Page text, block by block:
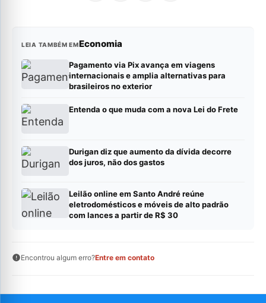
LEIA TAMBÉM EMEconomia
Pagamento via Pix avança em viagens
internacionais e amplia alternativas para
brasileiros no exterior
Entenda o que muda com a nova Lei do Frete
Durigan diz que aumento da dívida decorre
dos juros, não dos gastos
Leilão online em Santo André reúne
eletrodomésticos e móveis de alto padrão
com lances a partir de R$ 30
Encontrou algum erro?Entre em contato